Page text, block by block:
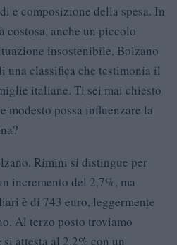
e composizione della spesa. In
costosa, anche un piccolo
insostenibile. Bolzano
una classifica che testimonia il
italiane. Ti sei mai chiesto
modesto possa influenzare la
Rimini si distingue per
incremento del 2,7%, ma
è di 743 euro, leggermente
Al terzo posto troviamo
attesta al 2,2% con un